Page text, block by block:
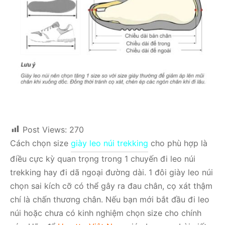
Post Views: 270
Cách chọn size giày leo núi trekking cho phù hợp là
điều cực kỳ quan trọng trong 1 chuyến đi leo núi
trekking hay đi dã ngoại đường dài. 1 đôi giày leo núi
chọn sai kích cỡ có thể gây ra đau chân, cọ xát thậm
chí là chấn thương chân. Nếu bạn mới bắt đầu đi leo
núi hoặc chưa có kinh nghiệm chọn size cho chính